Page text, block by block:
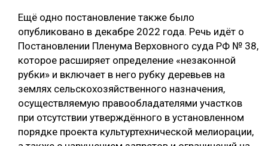
Ещё одно постановление также было
опубликовано в декабре 2022 года. Речь идёт о
Постановлении Пленума Верховного суда РФ № 38,
которое расширяет определение «незаконной
рубки» и включает в него рубку деревьев на
землях сельскохозяйственного назначения,
осуществляемую правообладателями участков
при отсутствии утверждённого в установленном
порядке проекта культуртехнической мелиорации,